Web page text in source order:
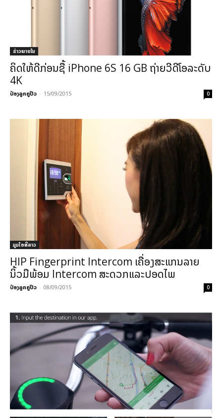
ຂ່າວພາຍ​ໃນ
ຄິດໃຫ້ດີກ່ອນຊື້ iPhone 6S 16 GB ຖ່າຍວີດີໂອລະດັບ
4K
ປ໋ອງລູກຄູປິວ - 15/09/2015 0
ມູມໄອທີລາວ
HIP Fingerprint Intercom ເຄື່ອ​ງສະ​ແກນ​ລາຍ​
ນິ້ວ​ມື​ພ້ອມ Intercom ສະ​ດວກ​ແລະ​ປອດ​ໄພ
ປ໋ອງລູກຄູປິວ - 08/09/2015 0